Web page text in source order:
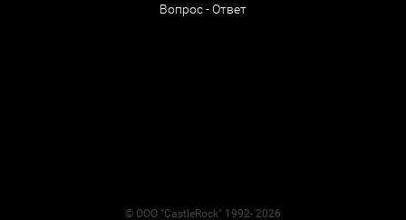
Вопрос - Ответ
© ООО "CastleRock" 1992- 2026